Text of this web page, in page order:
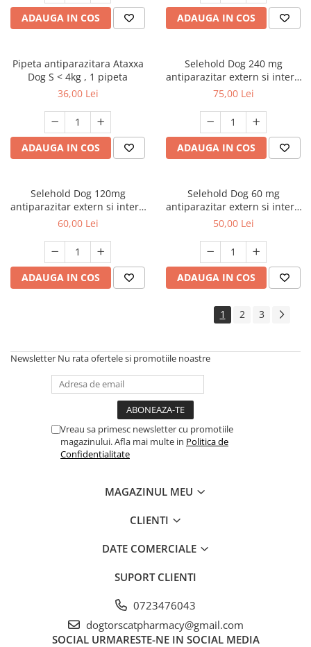
ADAUGA IN COS ADAUGA IN COS
Pipeta antiparazitara Ataxxa
Dog S < 4kg , 1 pipeta
36,00 Lei
ADAUGA IN COS
Selehold Dog 240 mg
antiparazitar extern si intern
caini talie mare (20.1-40 kg), 1
75,00 Lei
ADAUGA IN COS
Selehold Dog 120mg
antiparazitar extern si intern
caini talie medie (10,1 - 20kg),
60,00 Lei
ADAUGA IN COS
Selehold Dog 60 mg
antiparazitar extern si intern
caini talie mica (5.1-10 kg), 1
50,00 Lei
ADAUGA IN COS
1 2 3
Newsletter Nu rata ofertele si promotiile noastre
Vreau sa primesc newsletter cu promotiile
magazinului. Afla mai multe in Politica de
Confidentialitate
MAGAZINUL MEU
CLIENTI
DATE COMERCIALE
SUPORT CLIENTI
0723476043
dogtorscatpharmacy@gmail.com
SOCIAL URMARESTE-NE IN SOCIAL MEDIA